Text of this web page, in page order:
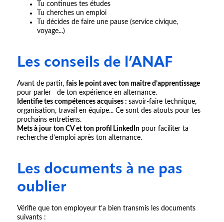
Tu continues tes études
Tu cherches un emploi
Tu décides de faire une pause (service civique,
voyage...)
Les conseils de l’ANAF
Avant de partir, fais le point avec ton maître d’apprentissage
pour parler de ton expérience en alternance.
Identifie tes compétences acquises : savoir-faire technique,
organisation, travail en équipe... Ce sont des atouts pour tes
prochains entretiens.
Mets à jour ton CV et ton profil LinkedInpour faciliter ta
recherche d’emploi après ton alternance.
Les documents à ne pas
oublier
Vérifie que ton employeur t’a bien transmis les documents
suivants :